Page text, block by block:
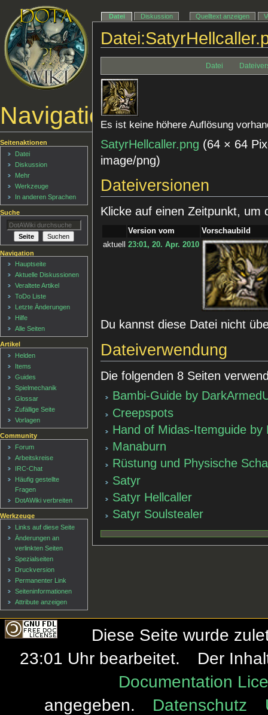
Datei
Es ist keine höhere Auflösung
SatyrHellcaller.png (64 × 64
image/png)
Dateiversionen
Klicke auf einen Zeitpunkt, um
Version vom
Vorschaubild
aktuell
23:01, 20. Apr. 2010
Du kannst diese Datei nicht
Dateiverwendung
Die folgenden 8 Seiten
Bambi-Guide by
Creepspots
Hand of Midas-Itemguide
Manaburn
Rüstung und Physische
Satyr
Satyr Hellcaller
Satyr Soulstealer
Navigationsmenü
Datei Diskussion Quelltext anzeigen
Seitenaktionen
Datei
Diskussion
Mehr
Werkzeuge
In anderen Sprachen
Suche
Navigation
Hauptseite
Aktuelle Diskussionen
Veraltete Artikel
ToDo Liste
Letzte Änderungen
Hilfe
Alle Seiten
Artikel
Helden
Items
Guides
Spielmechanik
Glossar
Zufällige Seite
Vorlagen
Community
Forum
Arbeitskreise
IRC-Chat
Häufig gestellte
Fragen
DotAWiki verbreiten
Werkzeuge
Links auf diese Seite
Änderungen an
verlinkten Seiten
Spezialseiten
Druckversion
Permanenter Link
Seiten­informationen
Attribute anzeigen
Diese Seite wurde
23:01 Uhr bearbeitet.
Der
Documentation
angegeben.
Datenschutz